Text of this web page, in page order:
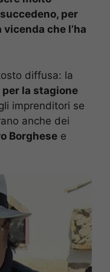
per
che l’ha
diffusa: la
la stagione
imprenditori se
anche dei
Borghese e